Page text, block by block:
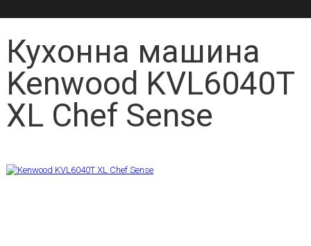
Кухонна машина
Kenwood KVL6040T
XL Chef Sense